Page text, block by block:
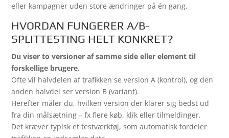
eller kampagner uden store ændringer på én gang.
HVORDAN FUNGERER A/B-
SPLITTESTING HELT KONKRET?
Du viser to versioner af samme side eller element til
forskellige brugere.
Ofte vil halvdelen af trafikken se version A (kontrol), og den
anden halvdel ser version B (variant).
Herefter måler du, hvilken version der klarer sig bedst ud
fra din målsætning – fx flere køb, klik eller tilmeldinger.
Det kræver typisk et testværktøj, som automatisk fordeler